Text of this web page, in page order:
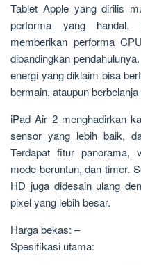
Tablet Apple yang dirilis
performa yang handal.
memberikan performa
dibandingkan
energi yang diklaim bisa
bermain, ataupun berbelanja
iPad Air 2 menghadirkan
sensor yang lebih baik,
Terdapat fitur panorama,
mode beruntun, dan timer.
HD juga didesain ulang
pixel yang lebih besar.
Harga bekas: –
Spesifikasi utama: